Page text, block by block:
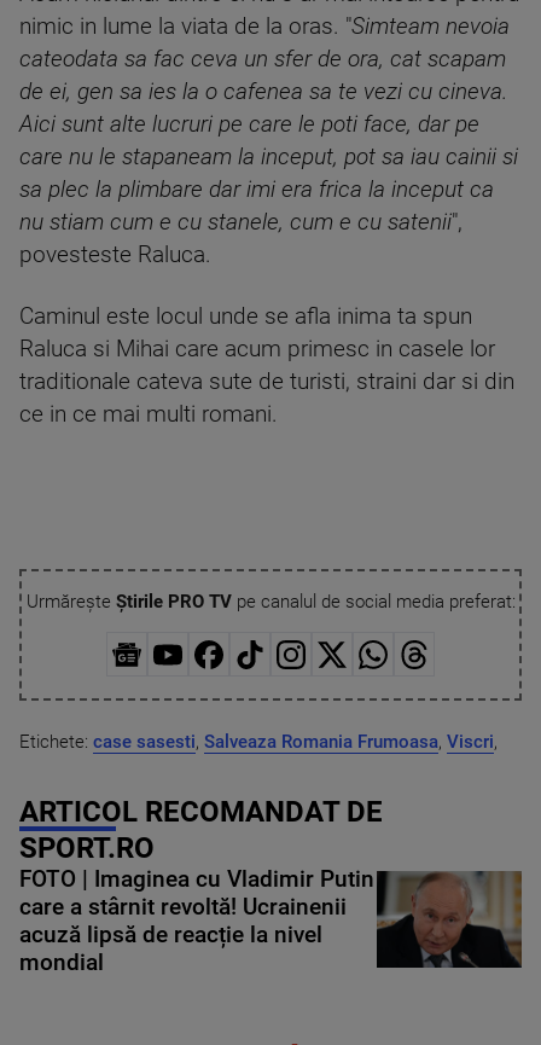
nimic in lume la viata de la oras. "Simteam nevoia
cateodata sa fac ceva un sfer de ora, cat scapam
de ei, gen sa ies la o cafenea sa te vezi cu cineva.
Aici sunt alte lucruri pe care le poti face, dar pe
care nu le stapaneam la inceput, pot sa iau cainii si
sa plec la plimbare dar imi era frica la inceput ca
nu stiam cum e cu stanele, cum e cu satenii",
povesteste Raluca.
Caminul este locul unde se afla inima ta spun
Raluca si Mihai care acum primesc in casele lor
traditionale cateva sute de turisti, straini dar si din
ce in ce mai multi romani.
Urmărește Știrile PRO TVpe canalul de social media preferat:
Etichete: case sasesti, Salveaza Romania Frumoasa, Viscri,
ARTICOL RECOMANDAT DE
SPORT.RO
FOTO | Imaginea cu Vladimir Putin
care a stârnit revoltă! Ucrainenii
acuză lipsă de reacție la nivel
mondial